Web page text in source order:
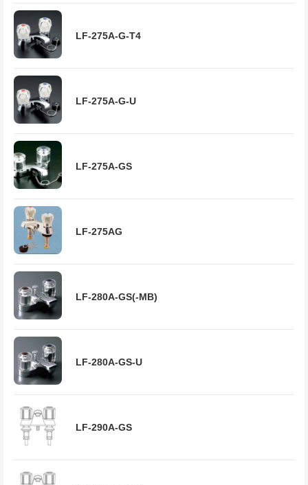
LF-275A-G-T4
LF-275A-G-U
LF-275A-GS
LF-275AG
LF-280A-GS(-MB)
LF-280A-GS-U
LF-290A-GS